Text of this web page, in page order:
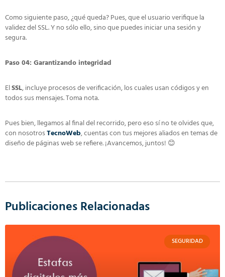
Como siguiente paso, ¿qué queda? Pues, que el usuario verifique la
validez del SSL. Y no sólo ello, sino que puedes iniciar una sesión y
segura.
Paso 04: Garantizando integridad
ElSSL, incluye procesos de verificación, los cuales usan códigos y en
todos sus mensajes. Toma nota.
Pues bien, llegamos al final del recorrido, pero eso sí no te olvides que,
con nosotrosTecnoWeb, cuentas con tus mejores aliados en temas de
diseño de páginas web se refiere. ¡Avancemos, juntos! 😊
Publicaciones Relacionadas
SEGURIDAD